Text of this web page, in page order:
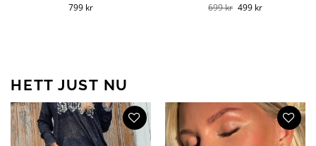
799 kr 699kr Det
ursprungliga
499 krDet
HETT JUST NU